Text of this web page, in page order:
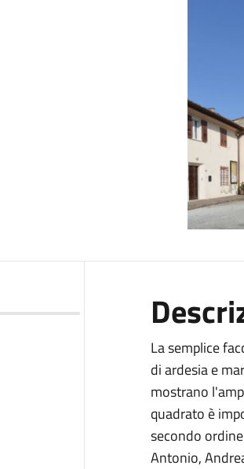
La semplice
di ardesia e
mostrano
quadrato è
secondo
Antonio,